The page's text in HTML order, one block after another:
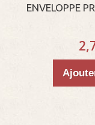
ENVELOPPE